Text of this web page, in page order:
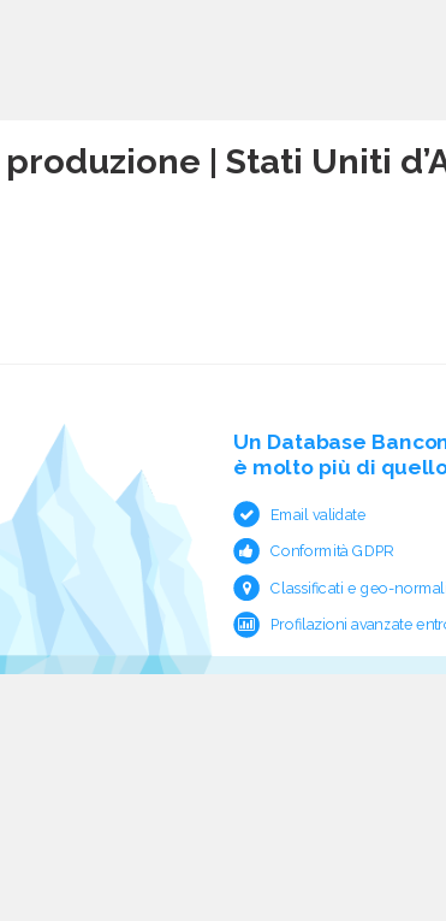
| Stati Uniti
Un Database
è molto più di
Email validate
Conformità GDPR
Classificati e geo-
Profilazioni avanzate